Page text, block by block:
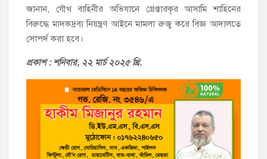
জানান, যৌথ বাহিনীর অভিযানে গ্রেপ্তারকৃর আসামি শাহিনের
বিরুদ্ধে মাদকদ্রব্য নিয়ন্ত্রণ আইনে মামলা রুজু করে বিজ্ঞ আদালতে
সোপর্দ করা হবে।
প্রকাশ : শনিবার, ২২ মার্চ ২০২৫ খ্রি.